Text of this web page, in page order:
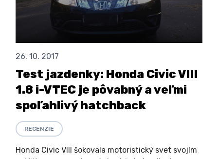
26. 10. 2017
Test jazdenky: Honda Civic VIII
1.8 i-VTEC je pôvabný a veľmi
spoľahlivý hatchback
RECENZIE
Honda Civic VIII šokovala motoristický svet svojím